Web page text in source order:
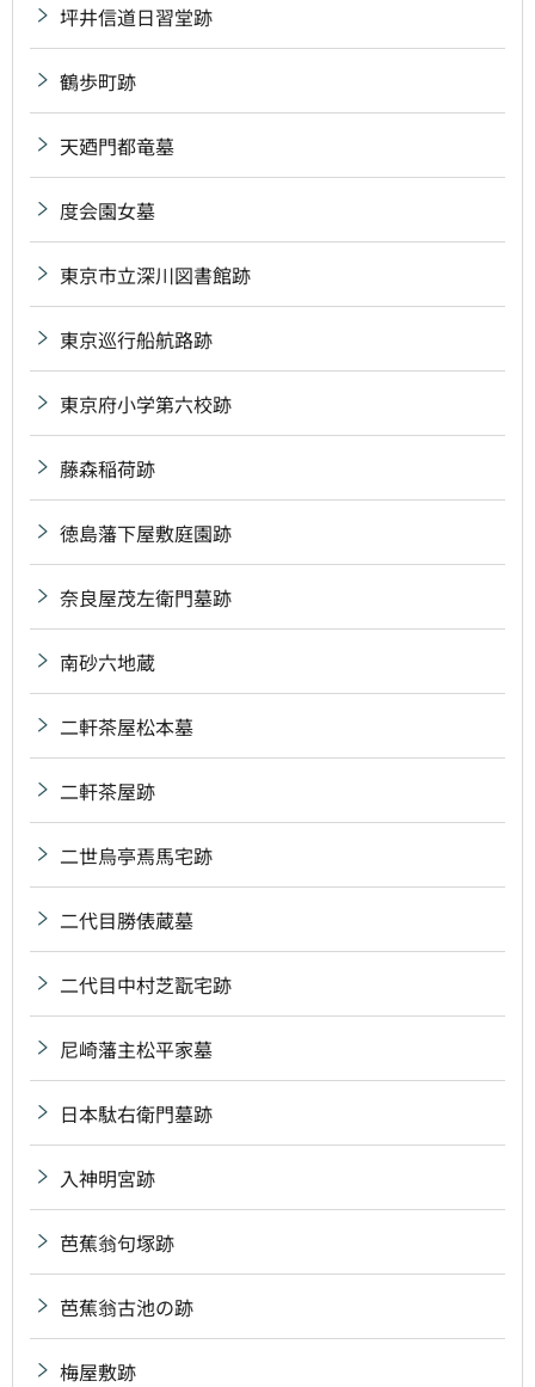
坪井信道日習堂跡
鶴歩町跡
天廼門都竜墓
度会園女墓
東京市立深川図書館跡
東京巡行船航路跡
東京府小学第六校跡
藤森稲荷跡
徳島藩下屋敷庭園跡
奈良屋茂左衛門墓跡
南砂六地蔵
二軒茶屋松本墓
二軒茶屋跡
二世烏亭焉馬宅跡
二代目勝俵蔵墓
二代目中村芝翫宅跡
尼崎藩主松平家墓
日本駄右衛門墓跡
入神明宮跡
芭蕉翁句塚跡
芭蕉翁古池の跡
梅屋敷跡